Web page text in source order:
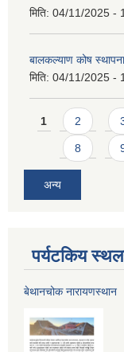
मिति: 04/11/2025 -
बालकल्याण कोष
मिति: 04/11/2025 -
Pages
1 2
8
अन्य
पर्यटकिय
बेथानचोक नारायणस्थान